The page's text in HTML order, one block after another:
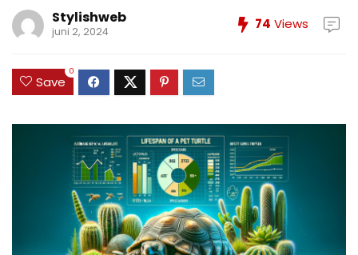
Stylishweb
juni 2, 2024 74 Views
Save
0